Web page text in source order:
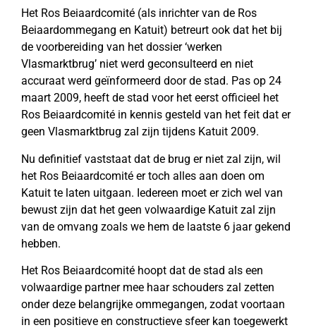
Het Ros Beiaardcomité (als inrichter van de Ros
Beiaardommegang en Katuit) betreurt ook dat het bij
de voorbereiding van het dossier ‘werken
Vlasmarktbrug’ niet werd geconsulteerd en niet
accuraat werd geïnformeerd door de stad. Pas op 24
maart 2009, heeft de stad voor het eerst officieel het
Ros Beiaardcomité in kennis gesteld van het feit dat er
geen Vlasmarktbrug zal zijn tijdens Katuit 2009.
Nu definitief vaststaat dat de brug er niet zal zijn, wil
het Ros Beiaardcomité er toch alles aan doen om
Katuit te laten uitgaan. Iedereen moet er zich wel van
bewust zijn dat het geen volwaardige Katuit zal zijn
van de omvang zoals we hem de laatste 6 jaar gekend
hebben.
Het Ros Beiaardcomité hoopt dat de stad als een
volwaardige partner mee haar schouders zal zetten
onder deze belangrijke ommegangen, zodat voortaan
in een positieve en constructieve sfeer kan toegewerkt